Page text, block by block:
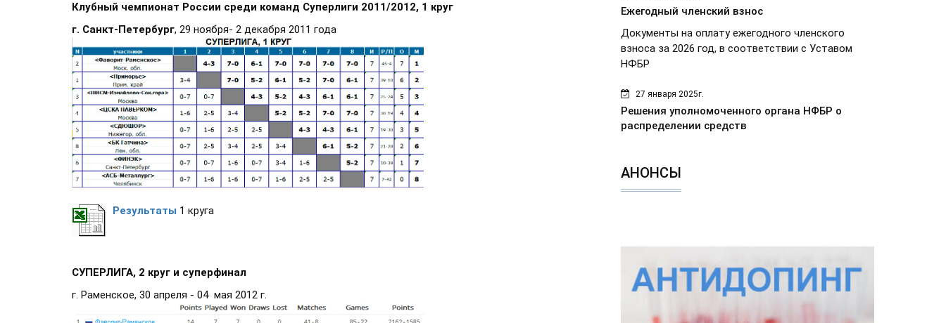
Клубный чемпионат России среди команд Суперлиги 2011/2012, 1 круг
г. Санкт-Петербург, 29 ноября- 2 декабря 2011 года
Результаты 1 круга
СУПЕРЛИГА, 2 круг и суперфинал
г. Раменское, 30 апреля - 04 мая 2012 г.
Ежегодный членский взнос
Документы на оплату ежегодного членского
взноса за 2026 год, в соответствии с Уставом
НФБР
27 января 2025г.
Решения уполномоченного органа НФБР о
распределении средств
АНОНСЫ